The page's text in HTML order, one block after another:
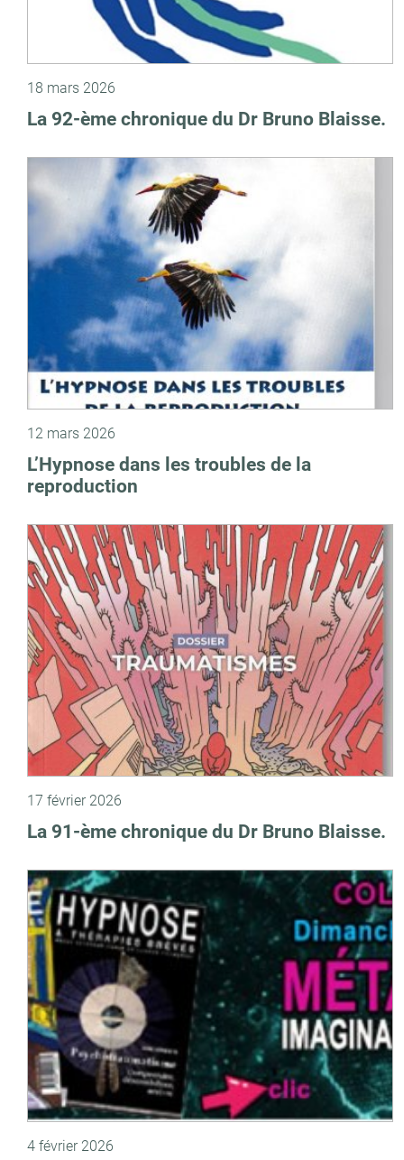
18 mars 2026
La 92-ème chronique du Dr Bruno Blaisse.
12 mars 2026
L’Hypnose dans les troubles de la
reproduction
17 février 2026
La 91-ème chronique du Dr Bruno Blaisse.
4 février 2026